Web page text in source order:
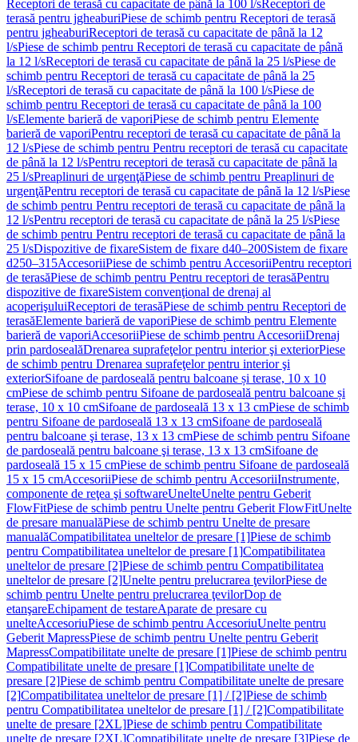
Receptori de terasă cu capacitate de până la 100 l/sReceptori de
terasă pentru jgheaburiPiese de schimb pentru Receptori de terasă
pentru jgheaburiReceptori de terasă cu capacitate de până la 12
l/sPiese de schimb pentru Receptori de terasă cu capacitate de până
la 12 l/sReceptori de terasă cu capacitate de până la 25 l/sPiese de
schimb pentru Receptori de terasă cu capacitate de până la 25
l/sReceptori de terasă cu capacitate de până la 100 l/sPiese de
schimb pentru Receptori de terasă cu capacitate de până la 100
l/sElemente barieră de vaporiPiese de schimb pentru Elemente
barieră de vaporiPentru receptori de terasă cu capacitate de până la
12 l/sPiese de schimb pentru Pentru receptori de terasă cu capacitate
de până la 12 l/sPentru receptori de terasă cu capacitate de până la
25 l/sPreaplinuri de urgenţăPiese de schimb pentru Preaplinuri de
urgenţăPentru receptori de terasă cu capacitate de până la 12 l/sPiese
de schimb pentru Pentru receptori de terasă cu capacitate de până la
12 l/sPentru receptori de terasă cu capacitate de până la 25 l/sPiese
de schimb pentru Pentru receptori de terasă cu capacitate de până la
25 l/sDispozitive de fixareSistem de fixare d40–200Sistem de fixare
d250–315AccesoriiPiese de schimb pentru AccesoriiPentru receptori
de terasăPiese de schimb pentru Pentru receptori de terasăPentru
dispozitive de fixareSistem convenţional de drenaj al
acoperişuluiReceptori de terasăPiese de schimb pentru Receptori de
terasăElemente barieră de vaporiPiese de schimb pentru Elemente
barieră de vaporiAccesoriiPiese de schimb pentru AccesoriiDrenaj
prin pardosealăDrenarea suprafeţelor pentru interior şi exteriorPiese
de schimb pentru Drenarea suprafeţelor pentru interior şi
exteriorSifoane de pardoseală pentru balcoane și terase, 10 x 10
cmPiese de schimb pentru Sifoane de pardoseală pentru balcoane și
terase, 10 x 10 cmSifoane de pardoseală 13 x 13 cmPiese de schimb
pentru Sifoane de pardoseală 13 x 13 cmSifoane de pardoseală
pentru balcoane şi terase, 13 x 13 cmPiese de schimb pentru Sifoane
de pardoseală pentru balcoane şi terase, 13 x 13 cmSifoane de
pardoseală 15 x 15 cmPiese de schimb pentru Sifoane de pardoseală
15 x 15 cmAccesoriiPiese de schimb pentru AccesoriiInstrumente,
componente de reţea şi softwareUnelteUnelte pentru Geberit
FlowFitPiese de schimb pentru Unelte pentru Geberit FlowFitUnelte
de presare manualăPiese de schimb pentru Unelte de presare
manualăCompatibilitatea uneltelor de presare [1]Piese de schimb
pentru Compatibilitatea uneltelor de presare [1]Compatibilitatea
uneltelor de presare [2]Piese de schimb pentru Compatibilitatea
uneltelor de presare [2]Unelte pentru prelucrarea ţevilorPiese de
schimb pentru Unelte pentru prelucrarea ţevilorDop de
etanşareEchipament de testareAparate de presare cu
unelteAccesoriuPiese de schimb pentru AccesoriuUnelte pentru
Geberit MapressPiese de schimb pentru Unelte pentru Geberit
MapressCompatibilitate unelte de presare [1]Piese de schimb pentru
Compatibilitate unelte de presare [1]Compatibilitate unelte de
presare [2]Piese de schimb pentru Compatibilitate unelte de presare
[2]Compatibilitatea uneltelor de presare [1] / [2]Piese de schimb
pentru Compatibilitatea uneltelor de presare [1] / [2]Compatibilitate
unelte de presare [2XL]Piese de schimb pentru Compatibilitate
unelte de presare [2XL]Compatibilitate unelte de presare [3]Piese de